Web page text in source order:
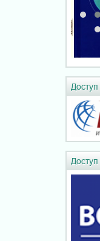
Доступ
Доступ